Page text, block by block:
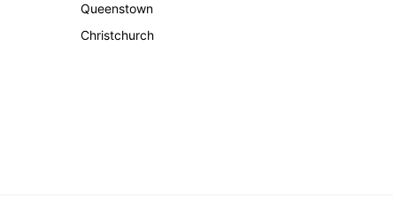
Queenstown
Christchurch